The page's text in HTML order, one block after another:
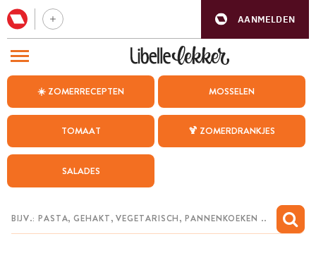
AANMELDEN
☀️ ZOMERRECEPTEN MOSSELEN
TOMAAT 🍹 ZOMERDRANKJES
SALADES
BEZOEK ONZE ANDERE WEBSITES
WEEKMENU
CHAT MET MAIA
MIJN BEWAARDE RECEPTEN